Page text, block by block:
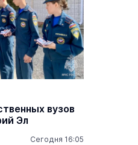
как продлить
19 февраля 15:55
вузов
Эл
Сегодня 16:05